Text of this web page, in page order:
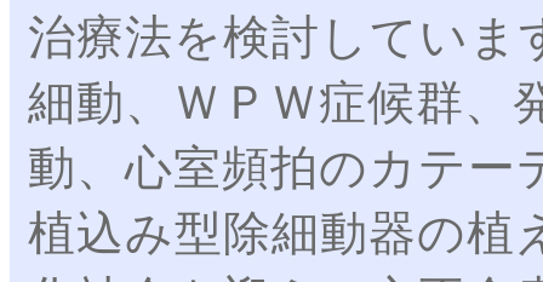
治療法を検討していま
細動、ＷＰＷ症候群、
動、心室頻拍のカテー
植込み型除細動器の植